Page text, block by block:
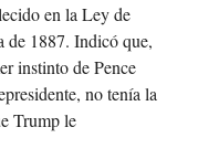
en la Ley de
de 1887. Indicó que,
instinto de Pence
no tenía la
Trump le